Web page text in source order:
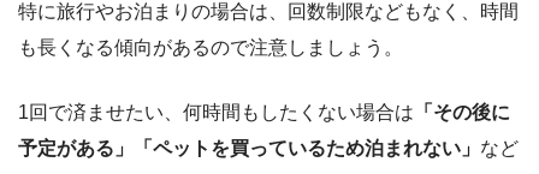
特に旅行やお泊まりの場合は、回数制限などもなく、時間
も長くなる傾向があるので注意しましょう。
1回で済ませたい、何時間もしたくない場合は 「その後に
予定がある」「ペットを買っているため泊まれない」 など